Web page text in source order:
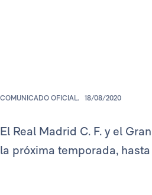
COMUNICADO OFICIAL. 18/08/2020
El Real Madrid C. F. y el
la próxima temporada,